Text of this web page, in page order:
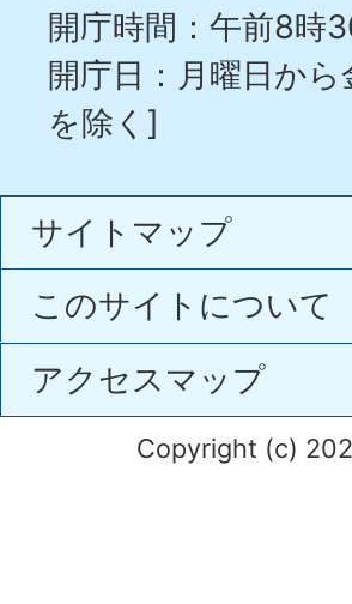
開庁時間：午前8時
開庁日：月曜日か
を除く]
サイトマップ
このサイトについて
アクセスマップ
Copyright (c)